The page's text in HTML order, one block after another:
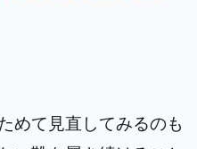
めて見直してみるのも